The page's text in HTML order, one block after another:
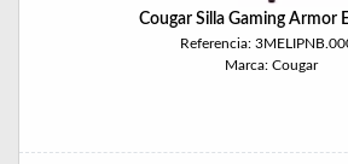
Cougar Silla Gaming Armor
Referencia:
Marca: Cougar